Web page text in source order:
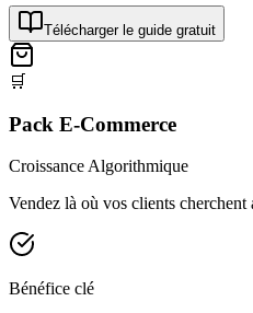
Télécharger le guide gratuit
🛒
Pack E-Commerce
Croissance Algorithmique
Vendez là où vos clients
Bénéfice clé